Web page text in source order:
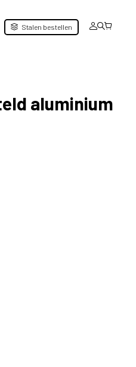
Stalen bestellen
aluminium